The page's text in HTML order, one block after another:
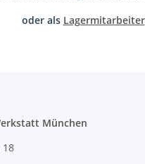
oder als Lagermitarbeiter
München